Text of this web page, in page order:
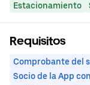
Estacionamiento
Requisitos
Comprobante del
Socio de la App